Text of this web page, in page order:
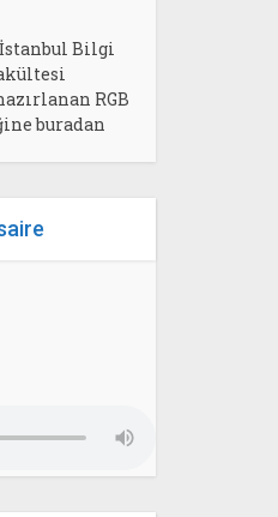
Bilgi
RGB
buradan